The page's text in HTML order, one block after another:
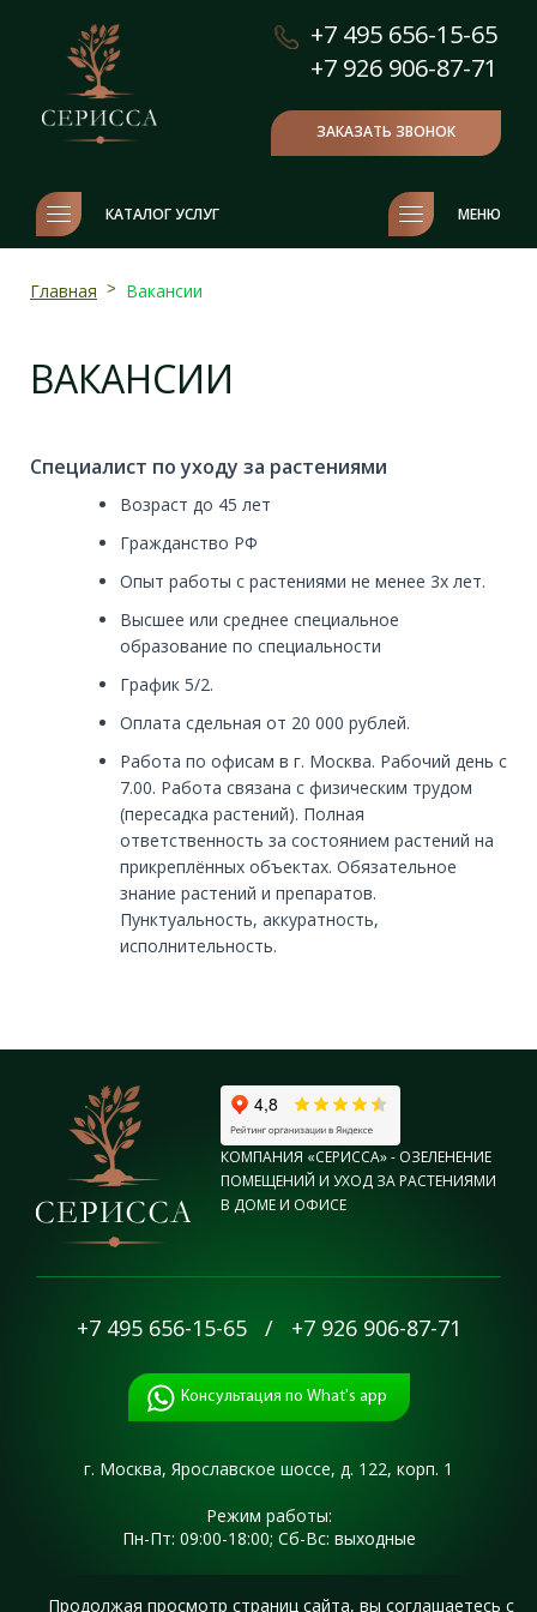
+7 495 656-15-65
+7 926 906-87-71
ЗАКАЗАТЬ ЗВОНОК
КАТАЛОГ УСЛУГ МЕНЮ
Главная > Вакансии
ВАКАНСИИ
Специалист по уходу за растениями
Возраст до 45 лет
Гражданство РФ
Опыт работы с растениями не менее 3х лет.
Высшее или среднее специальное
образование по специальности
График 5/2.
Оплата сдельная от 20 000 рублей.
Работа по офисам в г. Москва. Рабочий день с
7.00. Работа связана с физическим трудом
(пересадка растений). Полная
ответственность за состоянием растений на
прикреплённых объектах. Обязательное
знание растений и препаратов.
Пунктуальность, аккуратность,
исполнительность.
КОМПАНИЯ «СЕРИССА» - ОЗЕЛЕНЕНИЕ
ПОМЕЩЕНИЙ И УХОД ЗА РАСТЕНИЯМИ
В ДОМЕ И ОФИСЕ
+7 495 656-15-65 / +7 926 906-87-71
Консультация по What's app
г. Москва, Ярославское шоссе, д. 122, корп. 1
Режим работы:
Пн-Пт: 09:00-18:00; Сб-Вс: выходные
Продолжая просмотр страниц сайта, вы соглашаетесь с